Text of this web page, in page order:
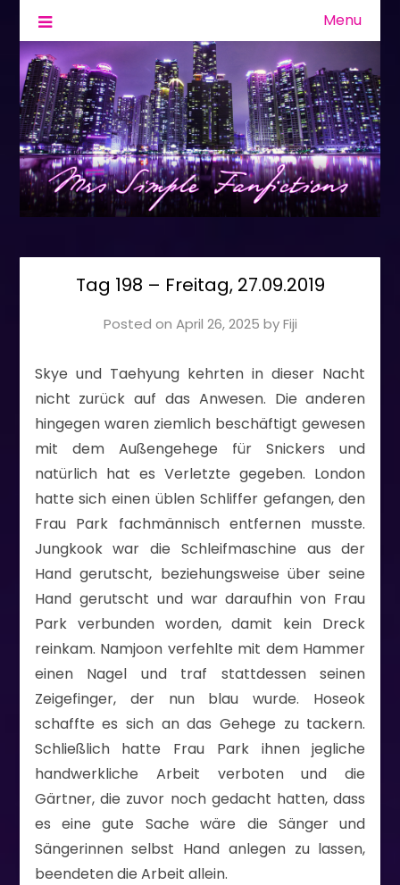
Mrs Simple
Fanfiction & Geschichten Menu
Tag 198 – Freitag, 27.09.2019
Posted on April 26, 2025 byFiji
Skye und Taehyung kehrten in dieser Nacht
nicht zurück auf das Anwesen. Die anderen
hingegen waren ziemlich beschäftigt gewesen
mit dem Außengehege für Snickers und
natürlich hat es Verletzte gegeben. London
hatte sich einen üblen Schliffer gefangen, den
Frau Park fachmännisch entfernen musste.
Jungkook war die Schleifmaschine aus der
Hand gerutscht, beziehungsweise über seine
Hand gerutscht und war daraufhin von Frau
Park verbunden worden, damit kein Dreck
reinkam. Namjoon verfehlte mit dem Hammer
einen Nagel und traf stattdessen seinen
Zeigefinger, der nun blau wurde. Hoseok
schaffte es sich an das Gehege zu tackern.
Schließlich hatte Frau Park ihnen jegliche
handwerkliche Arbeit verboten und die
Gärtner, die zuvor noch gedacht hatten, dass
es eine gute Sache wäre die Sänger und
Sängerinnen selbst Hand anlegen zu lassen,
beendeten die Arbeit allein.